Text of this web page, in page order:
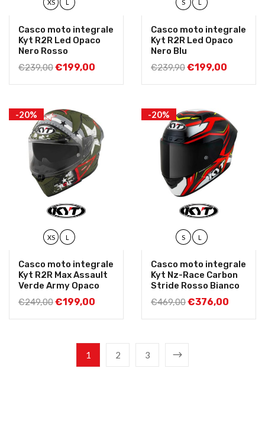
XS
Casco moto integrale
Kyt R2R Led Opaco
Nero Rosso
€239,00€199,00
S
Casco moto integrale
Kyt R2R Led Opaco
Nero Blu
€239,90€199,00
-20%
XS L
Casco moto integrale
Kyt R2R Max Assault
Verde Army Opaco
€249,00€199,00
-20%
S L
Casco moto integrale
Kyt Nz-Race Carbon
Stride Rosso Bianco
€469,00€376,00
1 2 3